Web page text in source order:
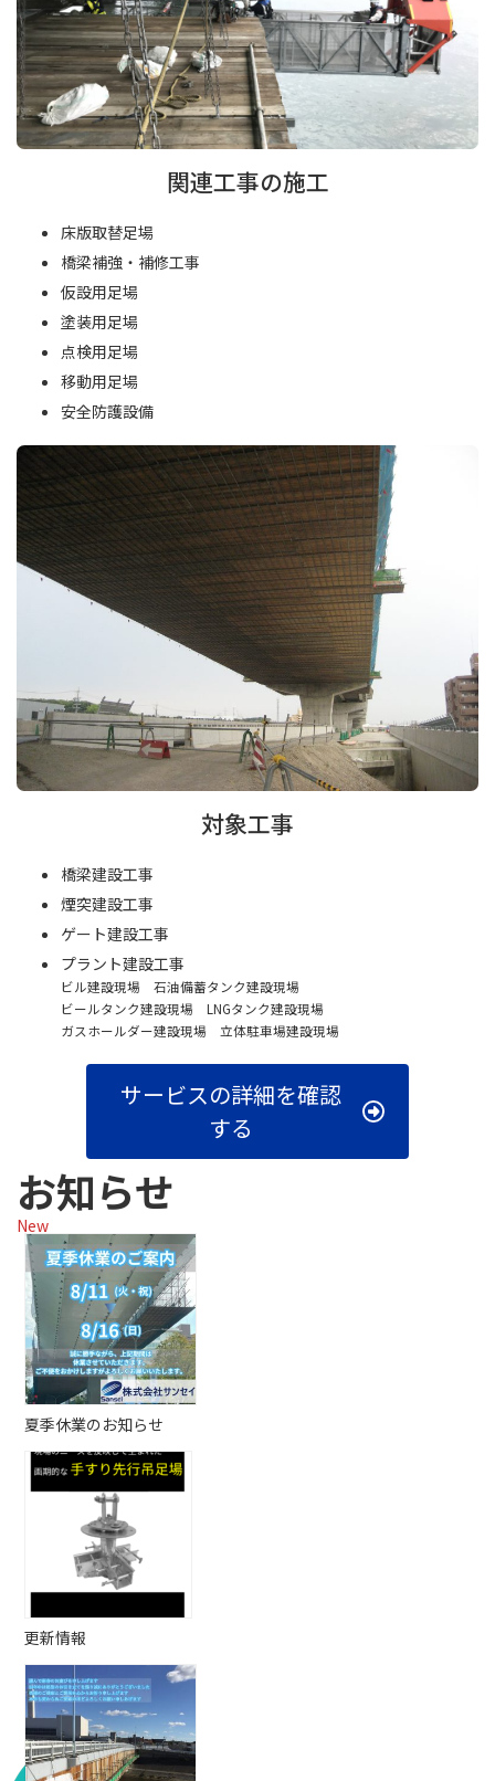
関連工事の施工
床版取替足場
橋梁補強・補修工事
仮設用足場
塗装用足場
点検用足場
移動用足場
安全防護設備
対象工事
橋梁建設工事
煙突建設工事
ゲート建設工事
プラント建設工事
ビル建設現場 石油備蓄タンク建設現場
ビールタンク建設現場 LNGタンク建設現場
ガスホールダー建設現場 立体駐車場建設現場
サービスの詳細を確認
する
お知らせ
New
夏季休業のお知らせ
更新情報